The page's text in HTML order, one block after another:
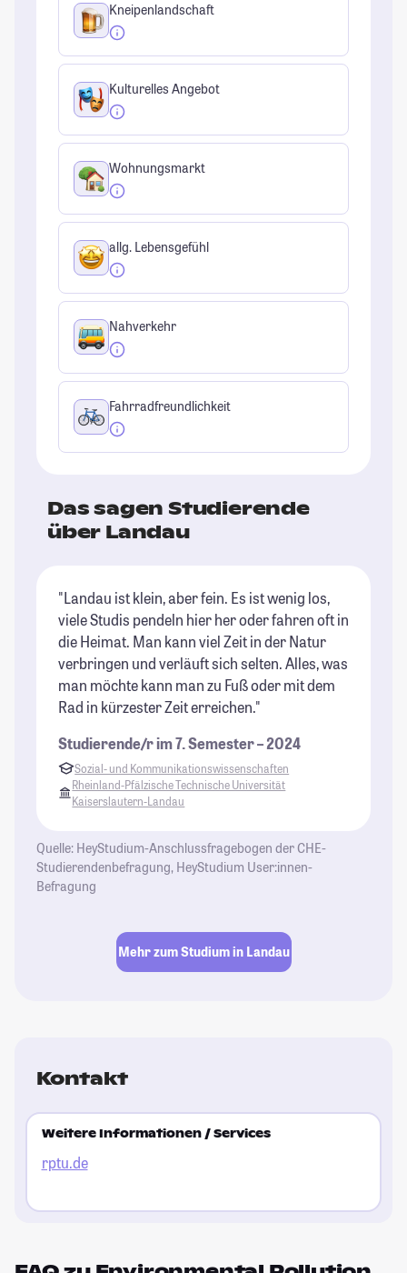
Kneipenlandschaft
Kulturelles Angebot
Wohnungsmarkt
allg. Lebensgefühl
Nahverkehr
Fahrradfreundlichkeit
Das sagen Studierende
über Landau
"Landau ist klein, aber fein. Es ist wenig los,
viele Studis pendeln hier her oder fahren oft in
die Heimat. Man kann viel Zeit in der Natur
verbringen und verläuft sich selten. Alles, was
man möchte kann man zu Fuß oder mit dem
Rad in kürzester Zeit erreichen."
Studierende/r im 7. Semester – 2024
Sozial- und Kommunikationswissenschaften
Rheinland-Pfälzische Technische Universität
Kaiserslautern-Landau
Quelle: HeyStudium-Anschlussfragebogen der CHE-
Studierendenbefragung, HeyStudium User:innen-
Befragung
Mehr zum Studium in Landau
Kontakt
Weitere Informationen / Services
rptu.de